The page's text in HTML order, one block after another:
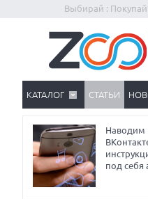
Выбирай : Покупай
КАТАЛОГ СТАТЬИ
Наводим
под себя